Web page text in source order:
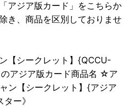
アジア版カード」をこちらか
き、商品を区別しておりませ
【シークレット】{QCCU-
アジア版カード商品名 ☆ア
ン【シークレット】{アジア
ー》